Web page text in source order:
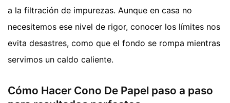
a la filtración de impurezas. Aunque en casa no
necesitemos ese nivel de rigor, conocer los límites nos
evita desastres, como que el fondo se rompa mientras
servimos un caldo caliente.
Cómo Hacer Cono De Papel paso a paso